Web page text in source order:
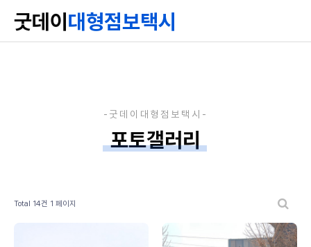
굿데이 대형점보택시
포토갤러리
Total 14건 1 페이지